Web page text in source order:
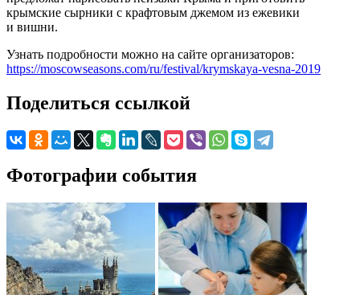
крымские сырники с крафтовым джемом из ежевики
и вишни.
Узнать подробности можно на сайте организаторов:
https://moscowseasons.com/ru/festival/krymskaya-vesna-2019
Поделиться ссылкой
Фотографии события